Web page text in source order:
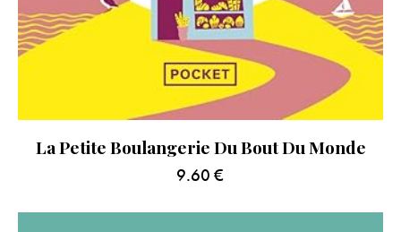
La Petite Boulangerie Du Bout Du Monde
9.60 €